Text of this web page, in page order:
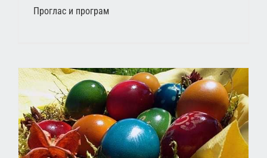
Проглас и програм